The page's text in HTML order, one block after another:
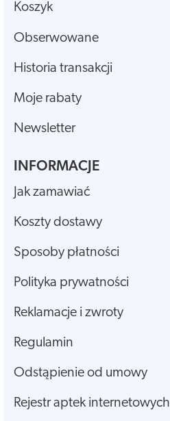
Koszyk
Obserwowane
Historia transakcji
Moje rabaty
Newsletter
INFORMACJE
Jak zamawiać
Koszty dostawy
Sposoby płatności
Polityka prywatności
Reklamacje i zwroty
Regulamin
Odstąpienie od umowy
Rejestr aptek internetowych